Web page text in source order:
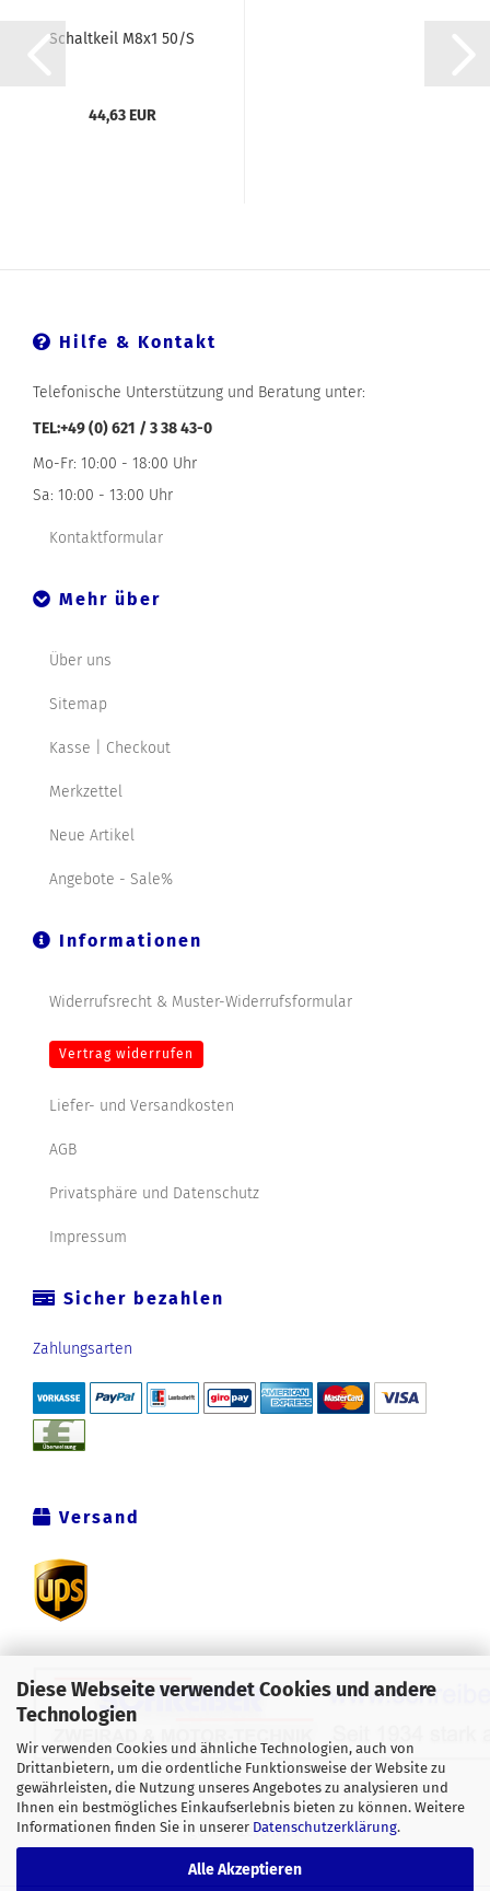
Diese Webseite verwendet Cookies und andere
Technologien
Wir verwenden Cookies und ähnliche Technologien, auch von
Drittanbietern, um die ordentliche Funktionsweise der Website zu
gewährleisten, die Nutzung unseres Angebotes zu analysieren und
Ihnen ein bestmögliches Einkaufserlebnis bieten zu können. Weitere
Informationen finden Sie in unserer Datenschutzerklärung.
Alle Akzeptieren
Schaltkeil M8x1 50/S
44,63 EUR
Hilfe & Kontakt
Telefonische Unterstützung und Beratung unter:
TEL:+49 (0) 621 / 3 38 43-0
Mo-Fr: 10:00 - 18:00 Uhr
Sa: 10:00 - 13:00 Uhr
Kontaktformular
Mehr über
Über uns
Sitemap
Kasse | Checkout
Merkzettel
Neue Artikel
Angebote - Sale%
Informationen
Widerrufsrecht & Muster-Widerrufsformular
Vertrag widerrufen
Liefer- und Versandkosten
AGB
Privatsphäre und Datenschutz
Impressum
Sicher bezahlen
Zahlungsarten
Versand
Alle Preise verstehen sich inklusive der gesetzlichen
Mehrwertsteuer, zzgl.Versandkostensoweit nicht anders
gekennzeichnet.